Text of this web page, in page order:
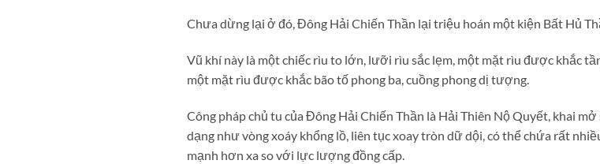
Chưa dừng lại ở đó, Đông Hải Chiến Thần lại triệu hoán một kiện Bất Hủ
Vũ khí này là một chiếc rìu to lớn, lưỡi rìu sắc lẹm, một mặt rìu được khắc
một mặt rìu được khắc bão tố phong ba, cuồng phong dị tượng.
Công pháp chủ tu của Đông Hải Chiến Thần là Hải Thiên Nộ Quyết, khai
dạng như vòng xoáy khổng lồ, liên tục xoay tròn dữ dội, có thể chứa rất
mạnh hơn xa so với lực lượng đồng cấp.